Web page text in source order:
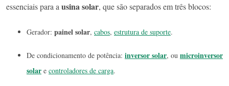
essenciais para a usina solar, que são separados em três blocos:
Gerador: painel solar, cabos, estrutura de suporte.
De condicionamento de potência: inversor solar, ou microinversor
solar e controladores de carga.